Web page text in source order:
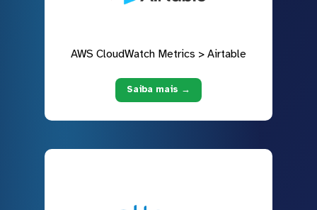
AWS CloudWatch Metrics > Airtable
Saiba mais →